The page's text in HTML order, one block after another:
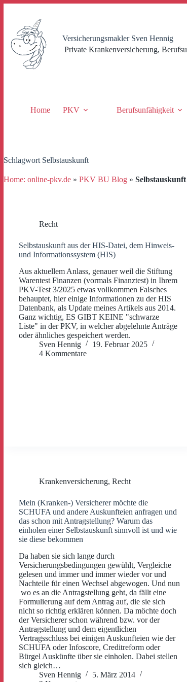
springen
Versicherungsmakler Sven Hennig
Private Krankenversicherung,
Home PKV Berufsunfähigkeit
Schlagwort Selbstauskunft
Home: online-pkv.de » PKV BU Blog » Selbstauskunft
Recht
Selbstauskunft aus der HIS-Datei, dem Hinweis-
und Informationssystem (HIS)
Aus aktuellem Anlass, genauer weil die Stiftung
Warentest Finanzen (vormals Finanztest) in Ihrem
PKV-Test 3/2025 etwas vollkommen Falsches
behauptet, hier einige Informationen zu der HIS
Datenbank, als Update meines Artikels aus 2014.
Ganz wichtig, ES GIBT KEINE "schwarze
Liste" in der PKV, in welcher abgelehnte Anträge
oder ähnliches gespeichert werden.
Sven Hennig
19. Februar 2025
4 Kommentare
Krankenversicherung, Recht
Mein (Kranken-) Versicherer möchte die
SCHUFA und andere Auskunfteien anfragen und
das schon mit Antragstellung? Warum das
einholen einer Selbstauskunft sinnvoll ist und wie
sie diese bekommen
Da haben sie sich lange durch
Versicherungsbedingungen gewühlt, Vergleiche
gelesen und immer und immer wieder vor und
Nachteile für einen Wechsel abgewogen. Und nun
wo es an die Antragstellung geht, da fällt eine
Formulierung auf dem Antrag auf, die sie sich
nicht so richtig erklären können. Da möchte doch
der Versicherer schon während bzw. vor der
Antragstellung und dem eigentlichen
Vertragsschluss bei einigen Auskunfteien wie der
SCHUFA oder Infoscore, Creditreform oder
Bürgel Auskünfte über sie einholen. Dabei stellen
sich gleich…
Sven Hennig
5. März 2014